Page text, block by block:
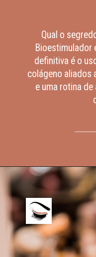
Qual o
Bioestimulador
definitiva é o
colágeno aliados
e uma rotina